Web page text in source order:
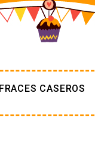
CASEROS